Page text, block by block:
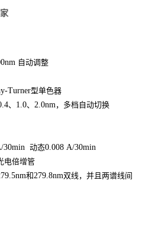
自动调整
Turner型单色器
、 1.0、2.0nm，多档自动切换
30min动态0.008 A/30min
电倍增管
和279.8nm双线，并且两谱线间